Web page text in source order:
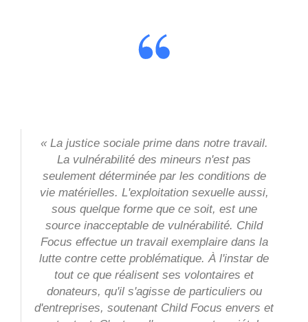
« La justice sociale prime dans notre travail.
La vulnérabilité des mineurs n'est pas
seulement déterminée par les conditions de
vie matérielles. L'exploitation sexuelle aussi,
sous quelque forme que ce soit, est une
source inacceptable de vulnérabilité. Child
Focus effectue un travail exemplaire dans la
lutte contre cette problématique. À l'instar de
tout ce que réalisent ses volontaires et
donateurs, qu'il s'agisse de particuliers ou
d'entreprises, soutenant Child Focus envers et